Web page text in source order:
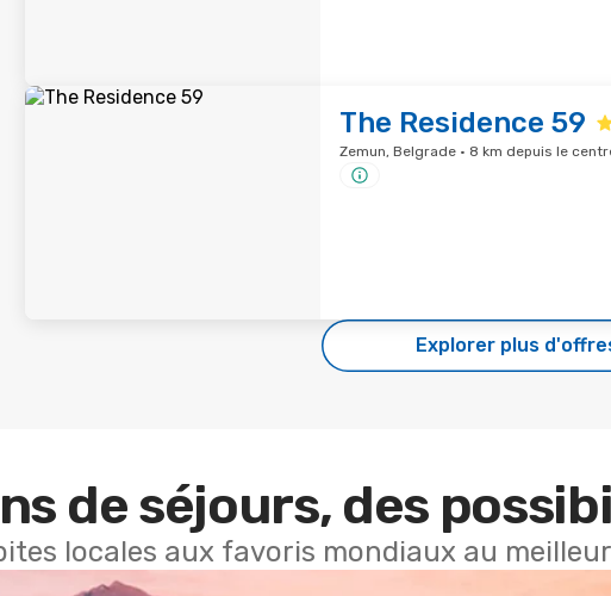
The Residence 59
Zemun, Belgrade · 8 km depuis le
Explorer plus
de séjours, des
locales aux favoris mondiaux au